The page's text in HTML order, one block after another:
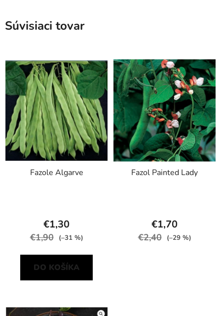
Súvisiaci tovar
Fazole Algarve
€1,30
€1,90 (–31 %)
DO KOŠÍKA
Fazol Painted Lady
€1,70
€2,40 (–29 %)